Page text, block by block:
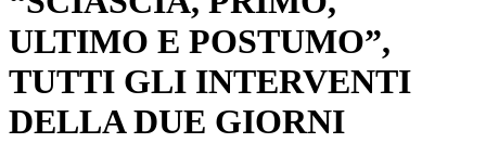
ULTIMO E POSTUMO”,
TUTTI GLI INTERVENTI
DELLA DUE GIORNI